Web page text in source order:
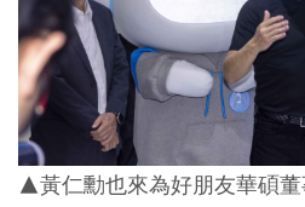
▲黃仁勳也來為好朋友華碩